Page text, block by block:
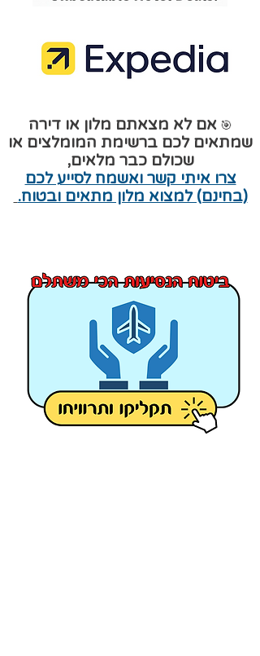
🎯 אם לא מצאתם מלון או דירה
שמתאים לכם ברשימת המומלצים או
שכולם כבר מלאים,
צרו איתי קשר ואשמח לסייע לכם
(בחינם) למצוא מלון מתאים ובטוח.